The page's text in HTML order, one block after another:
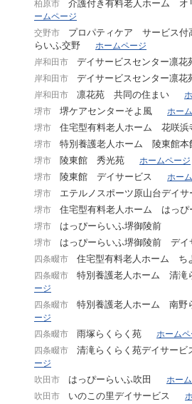
柏原市 介護付き有料老人ホーム オ
ームページ
交野市
プロパティケア サービス付
らいふ交野
ホームページ
岸和田市
デイサービスセンター凛花
岸和田市 デイサービスセンター凛花
岸和田市 凛花苑 共同の住まい
堺市
堺ケアセンターそよ風
ホー
堺市
住宅型有料老人ホーム 花咲
堺市
特別養護老人ホーム 陵東館
堺市
陵東館 秀光苑
ホームページ
堺市
陵東館 デイサービス
ホー
堺市
エテルノスポーツ原山台デイ
堺市
住宅型有料老人ホーム はっぴ
堺市 はっぴーらいふ堺御陵前
堺市 はっぴーらいふ堺御陵前 デイ
四条畷市 住宅型有料老人ホーム ち
四条畷市
特別養護老人ホーム 清滝
ージ
四条畷市
特別養護老人ホーム 南野
ージ
四条畷市
雨塚らくらく苑
ホームペ
四条畷市
清滝らくらく苑デイサー
ージ
吹田市
はっぴーらいふ吹田
ホー
吹田市
いのこの里デイサービス